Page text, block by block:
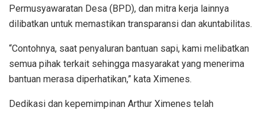
Permusyawaratan Desa (BPD), dan mitra kerja lainnya
dilibatkan untuk memastikan transparansi dan akuntabilitas.
“Contohnya, saat penyaluran bantuan sapi, kami melibatkan
semua pihak terkait sehingga masyarakat yang menerima
bantuan merasa diperhatikan,” kata Ximenes.
Dedikasi dan kepemimpinan Arthur Ximenes telah